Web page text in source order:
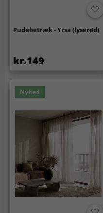
Pudebetræk - Yrsa (lyserød)
kr.149
Nyhed